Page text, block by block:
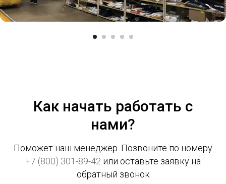
Как начать работать с
нами?
Поможет наш менеджер. Позвоните по номеру
+7 (800) 301-89-42 или оставьте заявку на
обратный звонок